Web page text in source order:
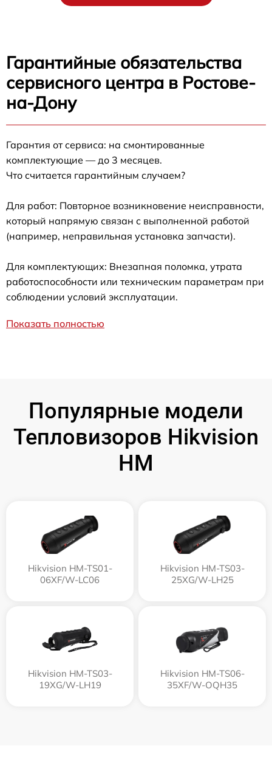
Гарантийные обязательства
сервисного центра в Ростове-
на-Дону
Гарантия от сервиса: на смонтированные
комплектующие — до 3 месяцев.
Что считается гарантийным случаем?
Для работ: Повторное возникновение неисправности,
который напрямую связан с выполненной работой
(например, неправильная установка запчасти).
Для комплектующих: Внезапная поломка, утрата
работоспособности или техническим параметрам при
соблюдении условий эксплуатации.
Показать полностью
Популярные модели
Тепловизоров Hikvision
HM
Hikvision HM-TS01-
06XF/W-LC06
Hikvision HM-TS03-
25XG/W-LH25
Hikvision HM-TS03-
19XG/W-LH19
Hikvision HM-TS06-
35XF/W-OQH35